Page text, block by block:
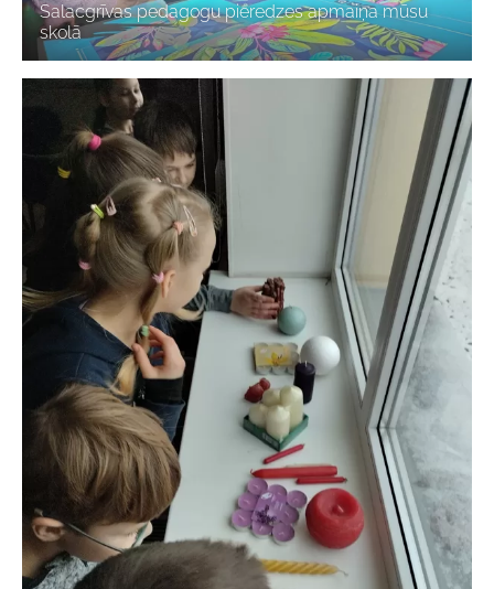
Salacgrīvas pedagogu pieredzes apmaiņa mūsu
skolā